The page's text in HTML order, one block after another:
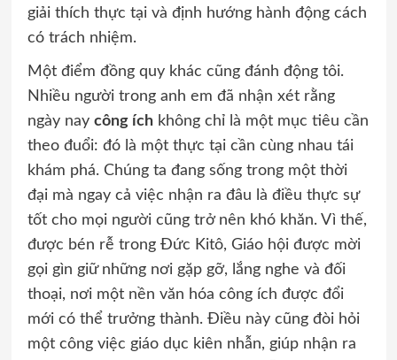
giải thích thực tại và định hướng hành động cách
có trách nhiệm.
Một điểm đồng quy khác cũng đánh động tôi.
Nhiều người trong anh em đã nhận xét rằng
ngày nay công íchkhông chỉ là một mục tiêu cần
theo đuổi: đó là một thực tại cần cùng nhau tái
khám phá. Chúng ta đang sống trong một thời
đại mà ngay cả việc nhận ra đâu là điều thực sự
tốt cho mọi người cũng trở nên khó khăn. Vì thế,
được bén rễ trong Đức Kitô, Giáo hội được mời
gọi gìn giữ những nơi gặp gỡ, lắng nghe và đối
thoại, nơi một nền văn hóa công ích được đổi
mới có thể trưởng thành. Điều này cũng đòi hỏi
một công việc giáo dục kiên nhẫn, giúp nhận ra